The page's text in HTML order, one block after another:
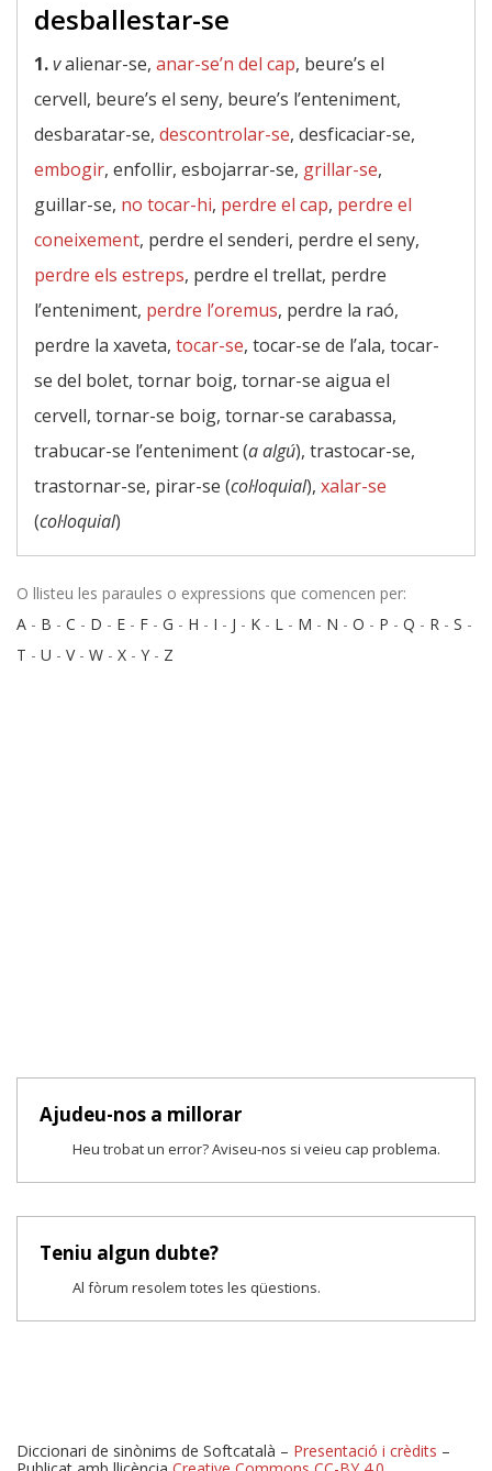
desballestar-se
1.valienar-se, anar-se’n del cap, beure’s el
cervell, beure’s el seny, beure’s l’enteniment,
desbaratar-se, descontrolar-se, desficaciar-se,
embogir, enfollir, esbojarrar-se, grillar-se,
guillar-se, no tocar-hi, perdre el cap, perdre el
coneixement, perdre el senderi, perdre el seny,
perdre els estreps, perdre el trellat, perdre
l’enteniment, perdre l’oremus, perdre la raó,
perdre la xaveta, tocar-se, tocar-se de l’ala, tocar-
se del bolet, tornar boig, tornar-se aigua el
cervell, tornar-se boig, tornar-se carabassa,
trabucar-se l’enteniment (a algú), trastocar-se,
trastornar-se, pirar-se (col·loquial), xalar-se
(col·loquial)
O llisteu les paraules o expressions que comencen per:
A - B - C - D - E - F - G - H - I - J - K - L - M - N - O - P - Q - R - S -
T - U - V- W - X - Y - Z
Ajudeu-nos a millorar
Heu trobat un error? Aviseu-nos si veieu cap problema.
Teniu algun dubte?
Al fòrum resolem totes les qüestions.
Diccionari de sinònims de Softcatalà – Presentació i crèdits –